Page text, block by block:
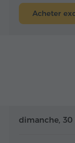
Acheter
dimanche, 30